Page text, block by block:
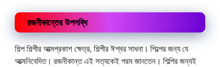
রজনীকান্তের উপলব্ধি
শিল্প শিল্পীর আত্মপ্রকাশ ক্ষেত্র, শিল্পীর ঈশ্বর সাধনা। শিল্পের জন্য যে
আত্মনিবেদিত। রজনীকান্ত এই সত্যকেই পরম জানতেন। শিল্পির জন্যই